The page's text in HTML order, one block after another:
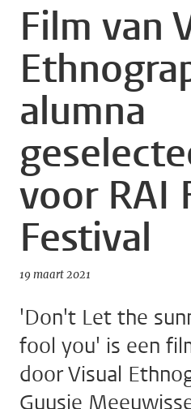
Film van
alumna
voor RAI
Festival
19 maart 2021
'Don't Let the
fool you' is een
door Visual
Guusje